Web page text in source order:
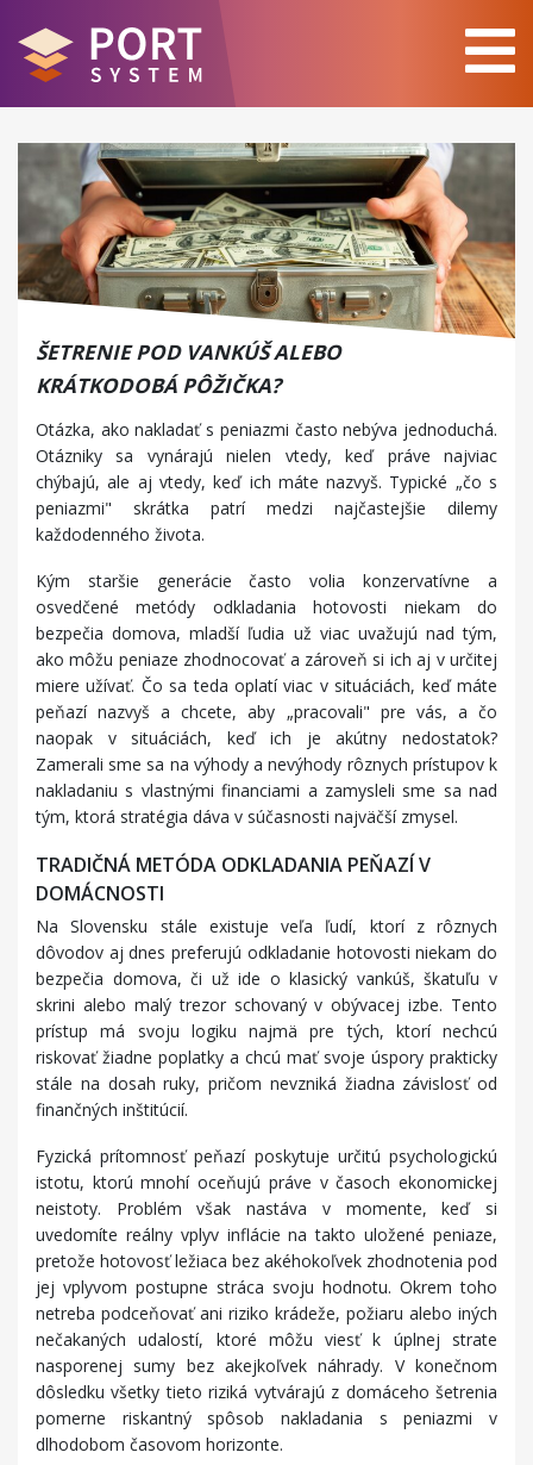
ŠETRENIE POD VANKÚŠ ALEBO
KRÁTKODOBÁ PÔŽIČKA?
Otázka, ako nakladať s peniazmi často nebýva jednoduchá.
Otázniky sa vynárajú nielen vtedy, keď práve najviac
chýbajú, ale aj vtedy, keď ich máte nazvyš. Typické „čo s
peniazmi" skrátka patrí medzi najčastejšie dilemy
každodenného života.
Kým staršie generácie často volia konzervatívne a
osvedčené metódy odkladania hotovosti niekam do
bezpečia domova, mladší ľudia už viac uvažujú nad tým,
ako môžu peniaze zhodnocovať a zároveň si ich aj v určitej
miere užívať. Čo sa teda oplatí viac v situáciách, keď máte
peňazí nazvyš a chcete, aby „pracovali" pre vás, a čo
naopak v situáciách, keď ich je akútny nedostatok?
Zamerali sme sa na výhody a nevýhody rôznych prístupov k
nakladaniu s vlastnými financiami a zamysleli sme sa nad
tým, ktorá stratégia dáva v súčasnosti najväčší zmysel.
TRADIČNÁ METÓDA ODKLADANIA PEŇAZÍ V
DOMÁCNOSTI
Na Slovensku stále existuje veľa ľudí, ktorí z rôznych
dôvodov aj dnes preferujú odkladanie hotovosti niekam do
bezpečia domova, či už ide o klasický vankúš, škatuľu v
skrini alebo malý trezor schovaný v obývacej izbe. Tento
prístup má svoju logiku najmä pre tých, ktorí nechcú
riskovať žiadne poplatky a chcú mať svoje úspory prakticky
stále na dosah ruky, pričom nevzniká žiadna závislosť od
finančných inštitúcií.
Fyzická prítomnosť peňazí poskytuje určitú psychologickú
istotu, ktorú mnohí oceňujú práve v časoch ekonomickej
neistoty. Problém však nastáva v momente, keď si
uvedomíte reálny vplyv inflácie na takto uložené peniaze,
pretože hotovosť ležiaca bez akéhokoľvek zhodnotenia pod
jej vplyvom postupne stráca svoju hodnotu. Okrem toho
netreba podceňovať ani riziko krádeže, požiaru alebo iných
nečakaných udalostí, ktoré môžu viesť k úplnej strate
nasporenej sumy bez akejkoľvek náhrady. V konečnom
dôsledku všetky tieto riziká vytvárajú z domáceho šetrenia
pomerne riskantný spôsob nakladania s peniazmi v
dlhodobom časovom horizonte.